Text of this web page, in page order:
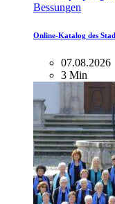
Bessungen
Online-Katalog des
07.08.2026
3 Min